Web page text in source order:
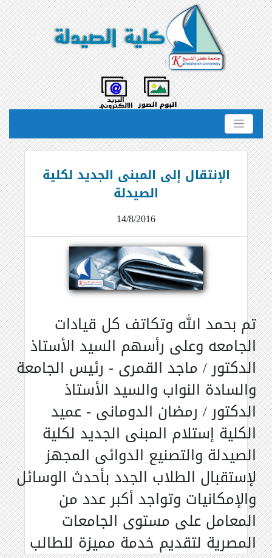
الإنتقال إلى المبنى الجديد لكلية
الصيدلة
14/8/2016
تم بحمد الله وتكاتف كل قيادات
الجامعه وعلى رأسهم السيد الأستاذ
الدكتور / ماجد القمرى - رئيس الجامعة
والسادة النواب والسيد الأستاذ
الدكتور / رمضان الدومانى - عميد
الكلية إستلام المبنى الجديد لكلية
الصيدلة والتصنيع الدوائى المجهز
لإستقبال الطلاب الجدد بأحدث الوسائل
والإمكانيات وتواجد أكبر عدد من
المعامل على مستوى الجامعات
المصرية لتقديم خدمة مميزة للطالب